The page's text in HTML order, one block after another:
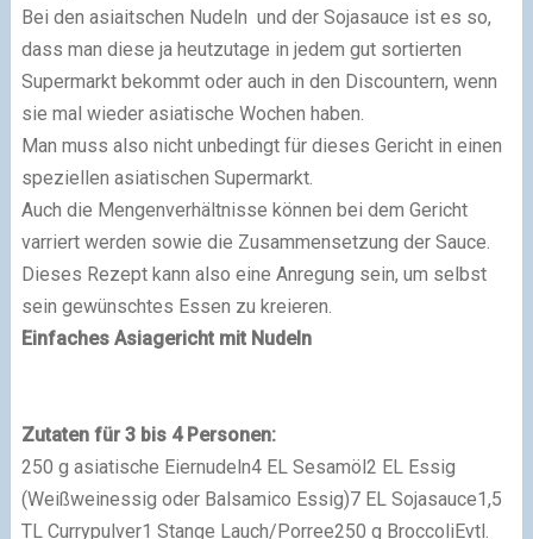
Bei den asiaitschen Nudeln und der Sojasauce ist es so,
dass man diese ja heutzutage in jedem gut sortierten
Supermarkt bekommt oder auch in den Discountern, wenn
sie mal wieder asiatische Wochen haben.
Man muss also nicht unbedingt für dieses Gericht in einen
speziellen asiatischen Supermarkt.
Auch die Mengenverhältnisse können bei dem Gericht
varriert werden sowie die Zusammensetzung der Sauce.
Dieses Rezept kann also eine Anregung sein, um selbst
sein gewünschtes Essen zu kreieren.
Einfaches Asiagericht mit Nudeln
Zutaten für 3 bis 4 Personen:
250 g asiatische Eiernudeln4 EL Sesamöl2 EL Essig
(Weißweinessig oder Balsamico Essig)7 EL Sojasauce1,5
TL Currypulver1 Stange Lauch/Porree250 g BroccoliEvtl.